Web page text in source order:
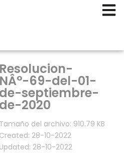
Resolucion-
NÂ°-69-del-01-
de-septiembre-
de-2020
Tamaño del archivo: 910.79 KB
Created: 28-10-2022
Updated: 28-10-2022